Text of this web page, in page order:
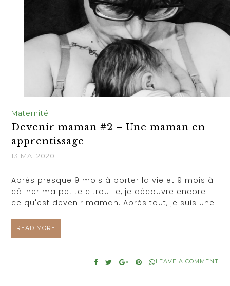
Maternité
Devenir maman #2 – Une maman en
apprentissage
13 MAI 2020
Après presque 9 mois à porter la vie et 9 mois à
câliner ma petite citrouille, je découvre encore
ce qu'est devenir maman. Après tout, je suis une
READ MORE
LEAVE A COMMENT